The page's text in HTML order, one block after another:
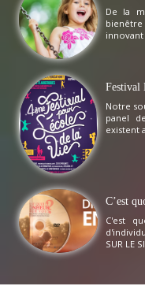
De la
Festival
Notre
panel
existent
C’est
C'est
SUR LE